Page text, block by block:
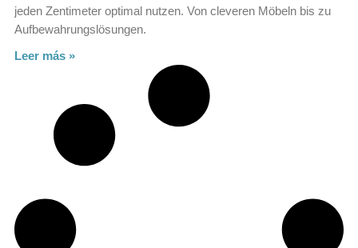
jeden Zentimeter optimal nutzen. Von cleveren Möbeln bis zu
Aufbewahrungslösungen.
Leer más »